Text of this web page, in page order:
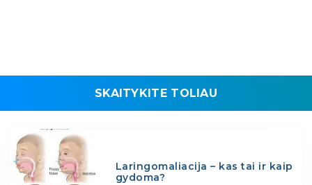
SKAITYKITE TOLIAU
Laringomaliacija – kas tai ir kaip
gydoma?